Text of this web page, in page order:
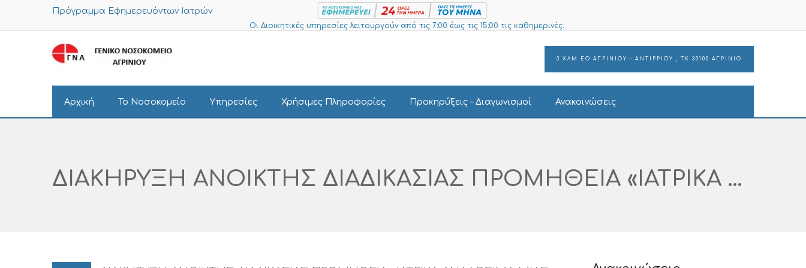
Πρόγραμμα Εφημερευόντων Ιατρών
Οι Διοικητικές υπηρεσίες λειτουργούν από τις 7:00 έως τις 15:00 τις καθημερινές.
3 ΧΛΜ ΕΟ ΑΓΡΙΝΙΟΥ – ΑΝΤΙΡΡΙΟΥ , ΤΚ 30100 ΑΓΡΙΝΙΟ
Αρχική Το Νοσοκομείο Υπηρεσίες Χρήσιμες Πληροφορίες Προκηρύξεις – Διαγωνισμοί Ανακοινώσεις
ΔΙΑΚΗΡΥΞΗ ΑΝΟΙΚΤΗΣ ΔΙΑΔΙΚΑΣΙΑΣ ΠΡΟΜΗΘΕΙΑ «ΙΑΤΡΙΚΑ ΑΝΑΛΩΣΙΜΑ ΜΙΑΣ ΧΡΗΣΗΣ»